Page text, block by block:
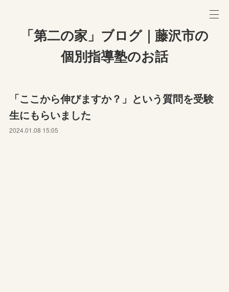
「第二の家」ブログ｜藤沢市の
個別指導塾のお話
「ここから伸びますか？」という質問を受験
生にもらいました
2024.01.08 15:05